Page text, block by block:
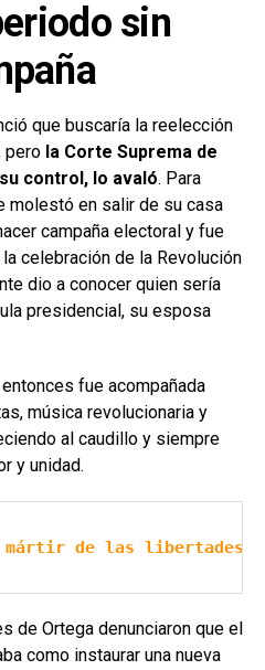
sin
que buscaría la reelección
pero la Corte Suprema de
control, lo avaló. Para
molestó en salir de su casa
campaña electoral y fue
celebración de la Revolución
dio a conocer quien sería
presidencial, su esposa
fue acompañada
música revolucionaria y
al caudillo y siempre
y unidad.
de las libertades
de Ortega denunciaron que el
como instaurar una nueva